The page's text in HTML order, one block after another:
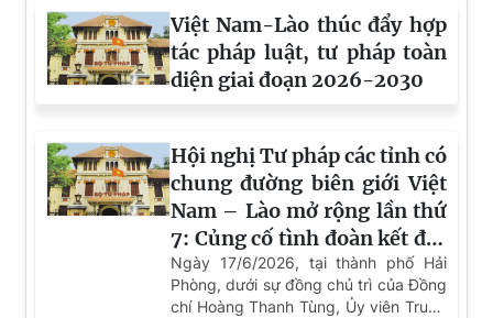
Khai mạc Hội nghị tư pháp các tỉnh có chung
đường biên giới Việt Nam - Trung Quốc lần thứ